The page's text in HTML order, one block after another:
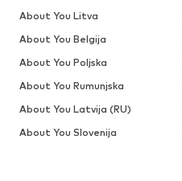
About You Litva
About You Belgija
About You Poljska
About You Rumunjska
About You Latvija (RU)
About You Slovenija